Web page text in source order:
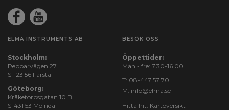
ELMA INSTRUMENTS AB
Stockholm:
Pepparvägen 27
S-123 56 Farsta
Göteborg:
Kråketorpsgatan 10 B
S-431 53 Mölndal
BESÖK OSS
Öppettider:
Mån - fre: 7.30-16.00
T: 08-447 57 70
M: info@elma.se
Hitta hit: Kartöversikt